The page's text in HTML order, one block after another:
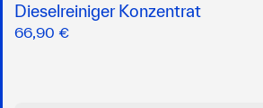
Dieselreiniger Konzentrat
66,90 €